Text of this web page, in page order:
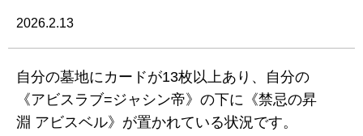
2026.2.13
自分の墓地にカードが13枚以上あり、自分の
《アビスラブ=ジャシン帝》の下に《禁忌の昇
淵 アビスベル》が置かれている状況です。